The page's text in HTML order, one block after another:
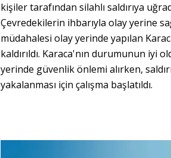
kişiler tarafından silahlı saldırıya
Çevredekilerin ihbarıyla olay yerine
müdahalesi olay yerinde yapılan
kaldırıldı. Karaca'nın durumunun iyi
yerinde güvenlik önlemi alırken,
yakalanması için çalışma başlatıldı.